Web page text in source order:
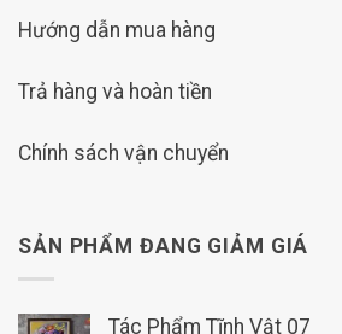
Hướng dẫn mua hàng
Trả hàng và hoàn tiền
Chính sách vận chuyển
SẢN PHẨM ĐANG GIẢM GIÁ
Tác Phẩm Tĩnh Vật 07